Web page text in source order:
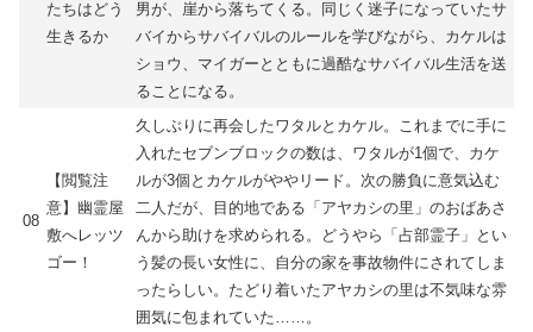
たちはどう
生きるか
男が、崖から落ちてくる。同じく迷子になっていたサ
バイからサバイバルのルールを学びながら、カケルは
ショウ、マイガーとともに過酷なサバイバル生活を送
ることになる。
08
【閲覧注
意】幽霊屋
敷へレッツ
ゴー！
久しぶりに再会したワタルとカケル。これまでに手に
入れたセブンブロックの数は、ワタルが1個で、カケ
ルが3個とカケルがややリード。次の勝負に意気込む
二人だが、目的地である「アヤカシの里」のおばあさ
んから助けを求められる。どうやら「占部霊子」とい
う髪の長い女性に、自分の家を事故物件にされてしま
ったらしい。たどり着いたアヤカシの里は不気味な雰
囲気に包まれていた……。